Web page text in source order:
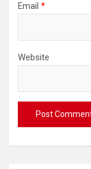
Email *
Website